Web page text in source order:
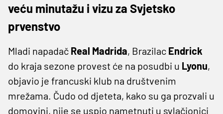
veću minutažu i vizu za Svjetsko
prvenstvo
Mladi napadač Real Madrida, Brazilac Endrick
do kraja sezone provest će na posudbi u Lyonu,
objavio je francuski klub na društvenim
mrežama. Čudo od djeteta, kako su ga prozvali u
domovini, nije se uspio nametnuti u svlačionici